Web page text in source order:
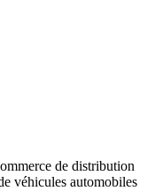
de distribution
véhicules automobiles